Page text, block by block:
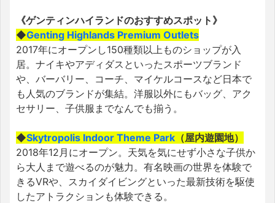
《ゲンティンハイランドのおすすめスポット》
◆Genting Highlands Premium Outlets
2017年にオープンし150種類以上ものショップが入
居。ナイキやアディダスといったスポーツブランド
や、バーバリー、コーチ、マイケルコースなど日本で
も人気のブランドが集結。洋服以外にもバッグ、アク
セサリー、子供服までなんでも揃う。
◆Skytropolis Indoor Theme Park （屋内遊園地）
2018年12月にオープン。天気を気にせず小さな子供か
ら大人まで遊べるのが魅力。有名映画の世界を体験で
きるVRや、スカイダイビングといった最新技術を駆使
したアトラクションも体験できる。